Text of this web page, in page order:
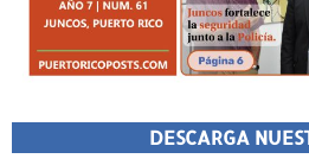
DESCARGA